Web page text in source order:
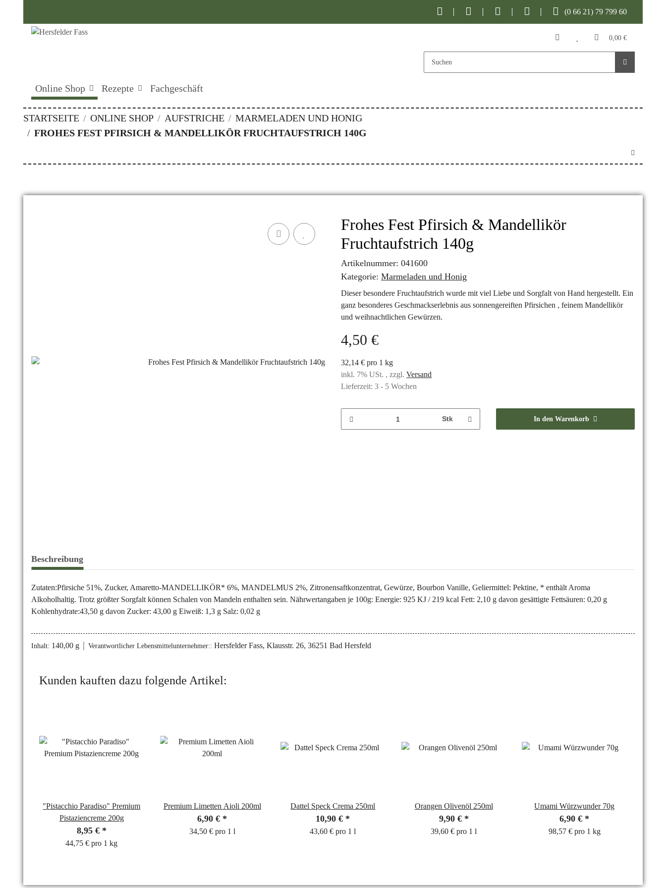
(0 66 21) 79 799 60
0,00 €
Online Shop Rezepte Fachgeschäft
STARTSEITE ONLINE SHOP AUFSTRICHE
MARMELADEN UND HONIG
FROHES FEST PFIRSICH & MANDELLIKÖR FRUCHTAUFSTRICH 140G
Frohes Fest Pfirsich & Mandellikör
Fruchtaufstrich 140g
Artikelnummer: 041600
Kategorie: Marmeladen und Honig
Dieser besondere Fruchtaufstrich wurde mit viel Liebe und Sorgfalt von Hand hergestellt. Ein
ganz besonderes Geschmackserlebnis aus sonnengereiften Pfirsichen , feinem Mandellikör
und weihnachtlichen Gewürzen.
4,50 €
32,14 € pro 1 kg
inkl. 7% USt. , zzgl. Versand
Lieferzeit: 3 - 5 Wochen
Stk In den Warenkorb
Beschreibung
Zutaten:Pfirsiche 51%, Zucker, Amaretto-MANDELLIKÖR* 6%, MANDELMUS 2%, Zitronensaftkonzentrat, Gewürze, Bourbon Vanille, Geliermittel: Pektine, * enthält Aroma
Alkoholhaltig. Trotz größter Sorgfalt können Schalen von Mandeln enthalten sein. Nährwertangaben je 100g: Energie: 925 KJ / 219 kcal Fett: 2,10 g davon gesättigte Fettsäuren: 0,20 g
Kohlenhydrate:43,50 g davon Zucker: 43,00 g Eiweiß: 1,3 g Salz: 0,02 g
Inhalt: 140,00 g Verantwortlicher Lebensmittelunternehmer:: Hersfelder Fass, Klausstr. 26, 36251 Bad Hersfeld
Kunden kauften dazu folgende Artikel:
"Pistacchio Paradiso" Premium
Pistaziencreme 200g
8,95 € *
44,75 € pro 1 kg
Premium Limetten Aioli 200ml
6,90 € *
34,50 € pro 1 l
Dattel Speck Crema 250ml
10,90 € *
43,60 € pro 1 l
Orangen Olivenöl 250ml
9,90 € *
39,60 € pro 1 l
Umami Würzwunder 70g
6,90 € *
98,57 € pro 1 kg